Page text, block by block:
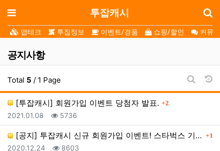
메뉴 투잡캐시
앱테크 투잡정보 이벤트/경품 쇼핑/할인 커뮤
공지사항
Total 5 / 1 Page
게시판
[투잡캐시] 회원가입 이벤트 당첨자 발표. 댓글
2
등록일
2021.01.08 조회
5736
[공지] 투잡캐시 신규 회원가입 이벤트! 스타벅스 기프… 댓
1
등록일
2020.12.24 조회
8603